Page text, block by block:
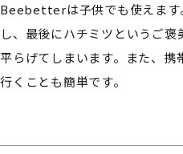
Beebetterは子供でも使えます
し、最後にハチミツというご
平らげてしまいます。また、携
行くことも簡単です。